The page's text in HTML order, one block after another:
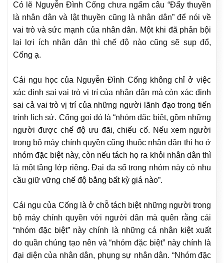
Có lẽ Nguyễn Đình Cống chưa ngấm câu “Đẩy thuyền
là nhân dân và lật thuyền cũng là nhân dân” để nói về
vai trò và sức mạnh của nhân dân. Một khi đã phản bội
lại lợi ích nhân dân thì chế độ nào cũng sẽ sụp đổ,
Cống ạ.
Cái ngu học của Nguyễn Đình Cống không chỉ ở việc
xác định sai vai trò vị trí của nhân dân mà còn xác định
sai cả vai trò vị trí của những người lãnh đạo trong tiến
trình lịch sử. Cống gọi đó là “nhóm đặc biệt, gồm những
người được chế độ ưu đãi, chiếu cố. Nếu xem người
trong bộ máy chính quyền cũng thuộc nhân dân thì họ ở
nhóm đặc biệt này, còn nếu tách họ ra khỏi nhân dân thì
là một tầng lớp riêng. Đại đa số trong nhóm này có nhu
cầu giữ vững chế độ bằng bất kỳ giá nào”.
Cái ngu của Cống là ở chỗ tách biệt những người trong
bộ máy chính quyền với người dân mà quên rằng cái
“nhóm đặc biệt” này chính là những cá nhân kiệt xuất
do quần chúng tạo nên và “nhóm đặc biệt” này chính là
đại diện của nhân dân, phụng sự nhân dân. “Nhóm đặc